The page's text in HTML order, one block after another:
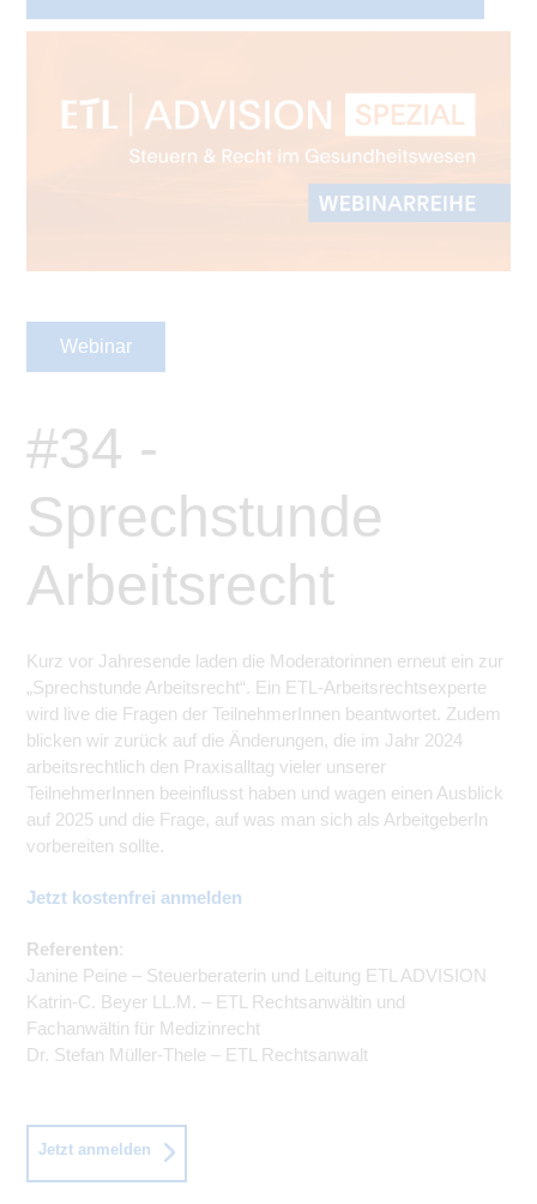
Webinar
#34 -
Sprechstunde
Arbeitsrecht
Kurz vor Jahresende laden die Moderatorinnen erneut ein zur
„Sprechstunde Arbeitsrecht“. Ein ETL-Arbeitsrechtsexperte
wird live die Fragen der TeilnehmerInnen beantwortet. Zudem
blicken wir zurück auf die Änderungen, die im Jahr 2024
arbeitsrechtlich den Praxisalltag vieler unserer
TeilnehmerInnen beeinflusst haben und wagen einen Ausblick
auf 2025 und die Frage, auf was man sich als ArbeitgeberIn
vorbereiten sollte.
Jetzt kostenfrei anmelden
Referenten:
Janine Peine – Steuerberaterin und Leitung ETL ADVISION
Katrin-C. Beyer LL.M. – ETL Rechtsanwältin und
Fachanwältin für Medizinrecht
Dr. Stefan Müller-Thele – ETL Rechtsanwalt
Jetzt anmelden